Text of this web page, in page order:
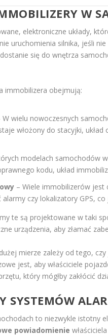
W
elektroniczne układy,
uruchomienia silnika, jeśli
się do wnętrza
immobilizera obejmują:
W wielu nowoczesnych
włożony do stacyjki,
modelach samochodów
kodu, układ
– Wiele immobilizerów jest
czy lokalizatory GPS,
te są projektowane w taki
urządzenia, aby złamać
mierze zależy od tego,
jest, aby właściciele
który mógłby zakłócić
SYSTEMÓW
to niezwykle istotny
powiadomienie